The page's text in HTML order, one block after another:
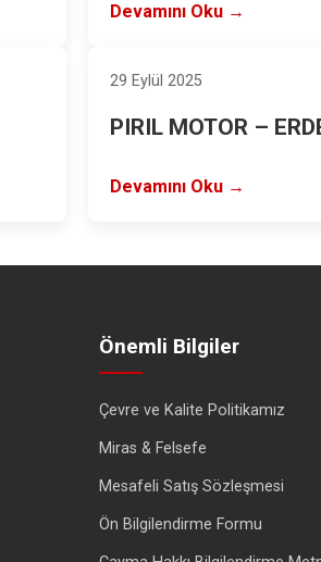
Devamını Oku →
29 Eylül 2025
PIRIL MOTOR –
Devamını Oku →
Önemli Bilgiler
Çevre ve Kalite Politikamız
Miras & Felsefe
Mesafeli Satış Sözleşmesi
Ön Bilgilendirme Formu